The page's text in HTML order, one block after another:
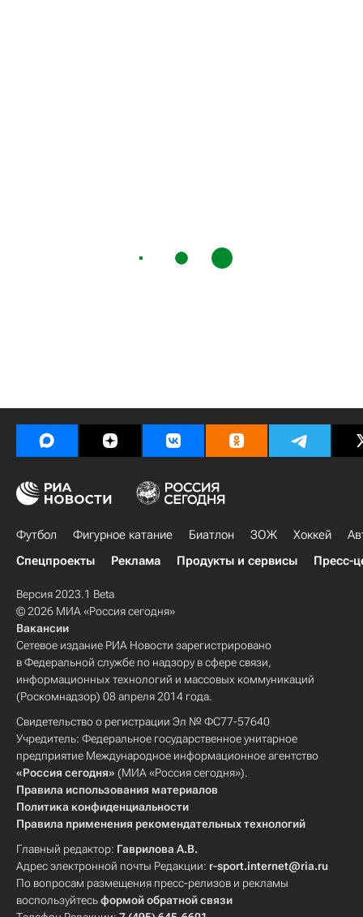
Футбол Фигурное катание Биатлон ЗОЖ Хоккей
Спецпроекты
Реклама Продукты и сервисы Пресс-
Версия 2023.1 Beta
© 2026 МИА «Россия сегодня»
Вакансии
Сетевое издание РИА Новости зарегистрировано
в Федеральной службе по надзору в сфере связи,
информационных технологий и массовых коммуникаций
(Роскомнадзор) 08 апреля 2014 года.
Свидетельство о регистрации Эл № ФС77-57640
Учредитель: Федеральное государственное унитарное
предприятие Международное информационное агентство
«Россия сегодня» (МИА «Россия сегодня»).
Правила использования материалов
Политика конфиденциальности
Правила применения рекомендательных технологий
Главный редактор: Гаврилова А.В.
Адрес электронной почты Редакции: r-sport.internet@ria.ru
По вопросам размещения пресс-релизов и рекламы
воспользуйтесьформой обратной связи